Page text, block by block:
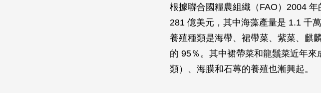
根據聯合國糧農組織（FAO）2004
281 億美元，其中海藻產量是 1.1 千
養殖種類是海帶、裙帶菜、紫菜、麒
的 95％。其中裙帶菜和龍鬚菜近年
類）、海膜和石蓴的養殖也漸興起。